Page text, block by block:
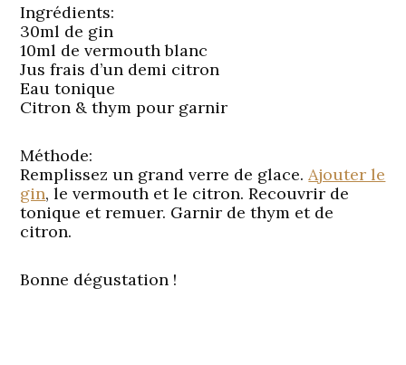
Ingrédients:
30ml de gin
10ml de vermouth blanc
Jus frais d’un demi citron
Eau tonique
Citron & thym pour garnir
Méthode:
Remplissez un grand verre de glace.Ajouter le
gin, le vermouth et le citron. Recouvrir de
tonique et remuer. Garnir de thym et de
citron.
Bonne dégustation !